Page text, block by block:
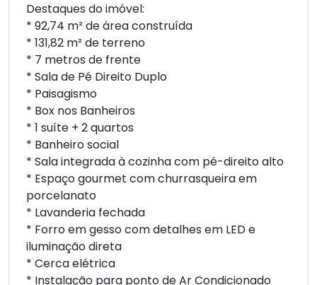
Destaques do imóvel:
* 92,74 m² de área construída
* 131,82 m² de terreno
* 7 metros de frente
* Sala de Pé Direito Duplo
* Paisagismo
* Box nos Banheiros
* 1 suíte + 2 quartos
* Banheiro social
* Sala integrada à cozinha com pé-direito alto
* Espaço gourmet com churrasqueira em
porcelanato
* Lavanderia fechada
* Forro em gesso com detalhes em LED e
iluminação direta
* Cerca elétrica
* Instalação para ponto de Ar Condicionado